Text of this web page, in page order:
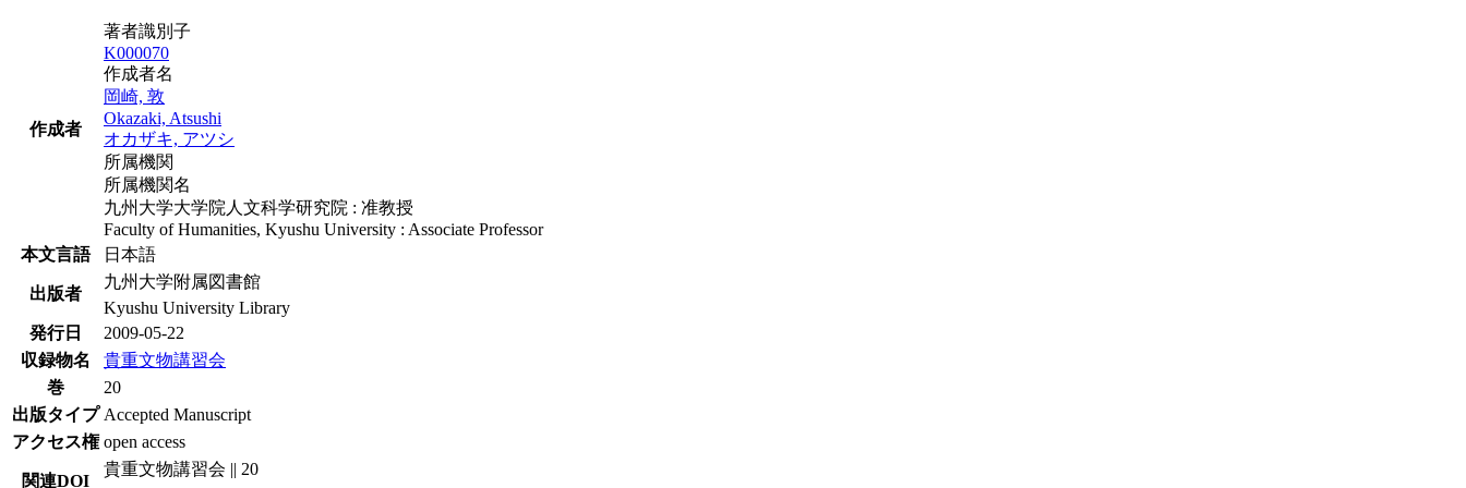
作成者
著者識別子
K000070
作成者名
岡崎, 敦
Okazaki, Atsushi
オカザキ, アツシ
所属機関
所属機関名
九州大学大学院人文科学研究院 : 准教授
Faculty of Humanities, Kyushu University : Associate Professor
本文言語
日本語
出版者
九州大学附属図書館
Kyushu University Library
発行日
2009-05-22
収録物名
貴重文物講習会
巻
20
出版タイプ Accepted Manuscript
アクセス権 open access
関連DOI
貴重文物講習会 || 20